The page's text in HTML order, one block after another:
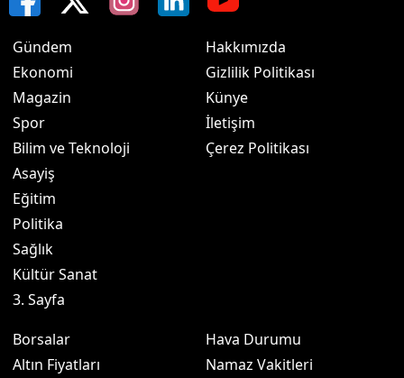
Gündem
Ekonomi
Magazin
Spor
Bilim ve Teknoloji
Asayiş
Eğitim
Politika
Sağlık
Kültür Sanat
3. Sayfa
Hakkımızda
Gizlilik Politikası
Künye
İletişim
Çerez Politikası
Borsalar
Altın Fiyatları
Hava Durumu
Namaz Vakitleri